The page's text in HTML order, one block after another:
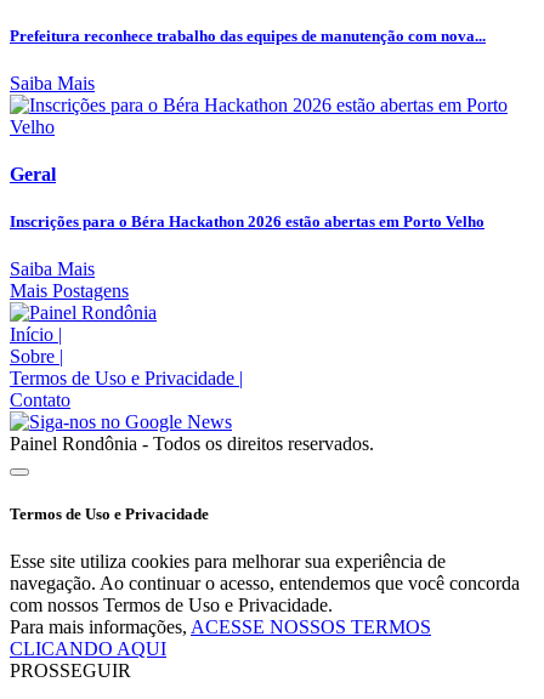
Prefeitura reconhece trabalho das equipes de manutenção com nova...
Saiba Mais
Geral
Inscrições para o Béra Hackathon 2026 estão abertas em Porto Velho
Saiba Mais
Mais Postagens
Início
Sobre
Termos de Uso e Privacidade
Contato
Painel Rondônia - Todos os direitos reservados.
Termos de Uso e Privacidade
Esse site utiliza cookies para melhorar sua experiência de
navegação. Ao continuar o acesso, entendemos que você concorda
com nossos Termos de Uso e Privacidade.
Para mais informações, ACESSE NOSSOS TERMOS
CLICANDO AQUI
PROSSEGUIR